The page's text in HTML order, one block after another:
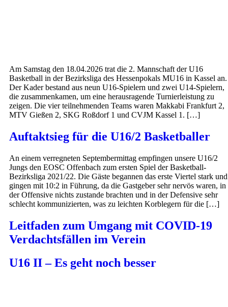
Am Samstag den 18.04.2026 trat die 2. Mannschaft der U16
Basketball in der Bezirksliga des Hessenpokals MU16 in Kassel an.
Der Kader bestand aus neun U16-Spielern und zwei U14-Spielern,
die zusammenkamen, um eine herausragende Turnierleistung zu
zeigen. Die vier teilnehmenden Teams waren Makkabi Frankfurt 2,
MTV Gießen 2, SKG Roßdorf 1 und CVJM Kassel 1. […]
Auftaktsieg für die U16/2 Basketballer
An einem verregneten Septembermittag empfingen unsere U16/2
Jungs den EOSC Offenbach zum ersten Spiel der Basketball-
Bezirksliga 2021/22. Die Gäste begannen das erste Viertel stark und
gingen mit 10:2 in Führung, da die Gastgeber sehr nervös waren, in
der Offensive nichts zustande brachten und in der Defensive sehr
schlecht kommunizierten, was zu leichten Korblegern für die […]
Leitfaden zum Umgang mit COVID-19
Verdachtsfällen im Verein
U16 II – Es geht noch besser